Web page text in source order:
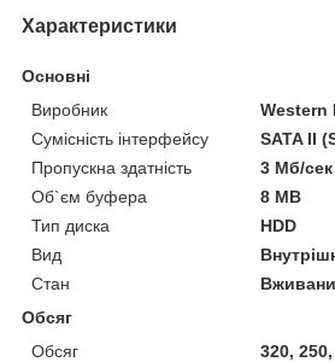
Характеристики
Основні
Виробник
Western
Сумісність інтерфейсу
SATA II
Пропускна здатність
3 Мб/сек
Об`єм буфера
8 MB
Тип диска
HDD
Вид
Стан
Обсяг
Обсяг
320,